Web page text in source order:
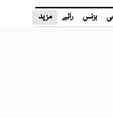
بزنس رائے مزید